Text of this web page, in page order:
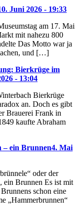
Juni 2026 - 19:33
am 17. Mai
mit nahezu 800
Das Motto war ja
und […]
Bierkrüge im
- 13:04
Bierkrüge
an. Doch es gibt
Brauerei Frank in
kaufte Abraham
– ein Brunnen4. Mai
oder der
ein Brunnen Es ist mit
schon eine
„Hammerbrunnen“